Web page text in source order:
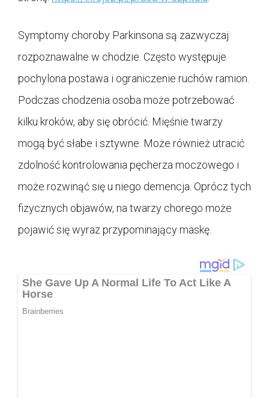
Symptomy choroby Parkinsona są zazwyczaj
rozpoznawalne w chodzie. Często występuje
pochylona postawa i ograniczenie ruchów ramion.
Podczas chodzenia osoba może potrzebować
kilku kroków, aby się obrócić. Mięśnie twarzy
mogą być słabe i sztywne. Może również utracić
zdolność kontrolowania pęcherza moczowego i
może rozwinąć się u niego demencja. Oprócz tych
fizycznych objawów, na twarzy chorego może
pojawić się wyraz przypominający maskę.